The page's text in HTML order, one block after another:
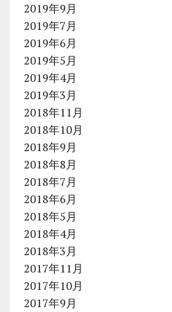
2019年9月
2019年7月
2019年6月
2019年5月
2019年4月
2019年3月
2018年11月
2018年10月
2018年9月
2018年8月
2018年7月
2018年6月
2018年5月
2018年4月
2018年3月
2017年11月
2017年10月
2017年9月